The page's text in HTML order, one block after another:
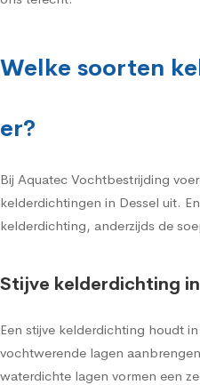
Welke soorten
er?
Bij Aquatec Vochtbestrijding
kelderdichtingen in Dessel uit.
kelderdichting, anderzijds de
Stijve kelderdichting in
Een stijve kelderdichting houdt
vochtwerende lagen
waterdichte lagen vormen een